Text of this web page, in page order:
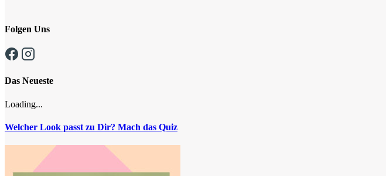
Folgen Uns
Das Neueste
Loading...
Welcher Look passt zu Dir? Mach das Quiz